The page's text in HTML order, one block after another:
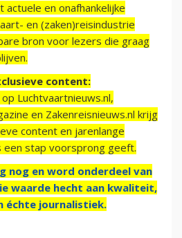
en onafhankelijke
en (zaken)reisindustrie
bron voor lezers die graag
content:
Luchtvaartnieuws.nl,
en Zakenreisnieuws.nl krijg
content en jarenlange
stap voorsprong geeft.
nog en word onderdeel van
waarde hecht aan kwaliteit,
échte journalistiek.